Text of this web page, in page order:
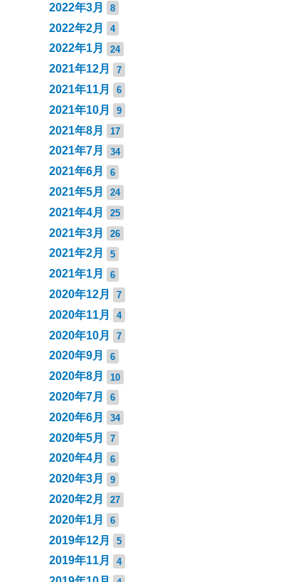
2022年3月 8
2022年2月 4
2022年1月 24
2021年12月 7
2021年11月 6
2021年10月 9
2021年8月 17
2021年7月 34
2021年6月 6
2021年5月 24
2021年4月 25
2021年3月 26
2021年2月 5
2021年1月 6
2020年12月 7
2020年11月 4
2020年10月 7
2020年9月 6
2020年8月 10
2020年7月 6
2020年6月 34
2020年5月 7
2020年4月 6
2020年3月 9
2020年2月 27
2020年1月 6
2019年12月 5
2019年11月 4